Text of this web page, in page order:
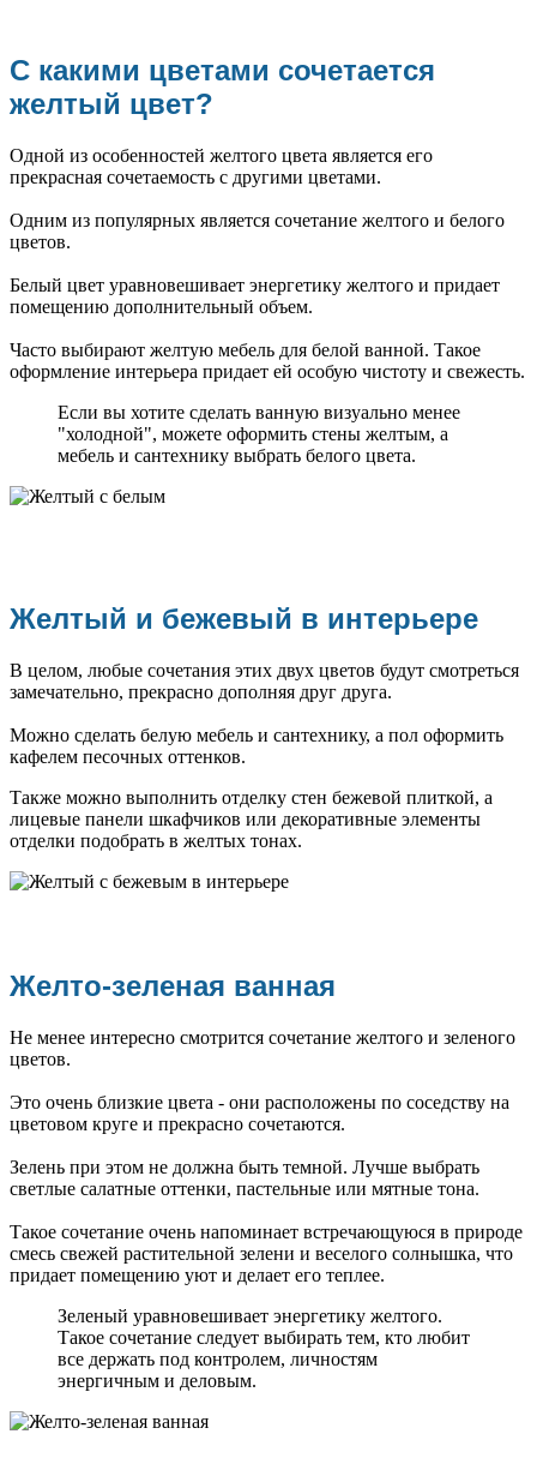
С какими цветами сочетается
желтый цвет?
Одной из особенностей желтого цвета является его
прекрасная сочетаемость с другими цветами.
Одним из популярных является сочетание желтого и белого
цветов.
Белый цвет уравновешивает энергетику желтого и придает
помещению дополнительный объем.
Часто выбирают желтую мебель для белой ванной. Такое
оформление интерьера придает ей особую чистоту и свежесть.
Если вы хотите сделать ванную визуально менее
"холодной", можете оформить стены желтым, а
мебель и сантехнику выбрать белого цвета.
Желтый и бежевый в интерьере
В целом, любые сочетания этих двух цветов будут смотреться
замечательно, прекрасно дополняя друг друга.
Можно сделать белую мебель и сантехнику, а пол оформить
кафелем песочных оттенков.
Также можно выполнить отделку стен бежевой плиткой, а
лицевые панели шкафчиков или декоративные элементы
отделки подобрать в желтых тонах.
Желто-зеленая ванная
Не менее интересно смотрится сочетание желтого и зеленого
цветов.
Это очень близкие цвета - они расположены по соседству на
цветовом круге и прекрасно сочетаются.
Зелень при этом не должна быть темной. Лучше выбрать
светлые салатные оттенки, пастельные или мятные тона.
Такое сочетание очень напоминает встречающуюся в природе
смесь свежей растительной зелени и веселого солнышка, что
придает помещению уют и делает его теплее.
Зеленый уравновешивает энергетику желтого.
Такое сочетание следует выбирать тем, кто любит
все держать под контролем, личностям
энергичным и деловым.